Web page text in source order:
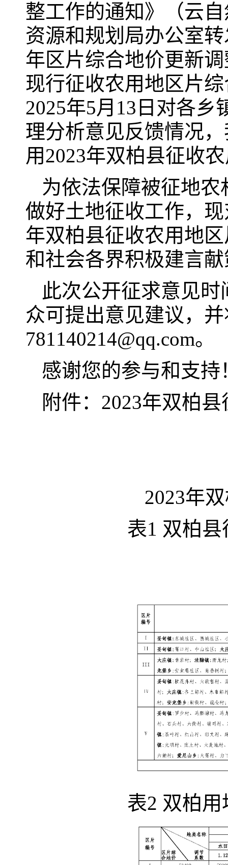
整工作的通知》（云
资源和规划局办公室
年区片综合地价更新
现行征收农用地区片
2025年5月13日对各
理分析意见反馈情况
用2023年双柏县征收
为依法保障被征地
做好土地征收工作，
年双柏县征收农用地
和社会各界积极建言
此次公开征求意见时
众可提出意见建议，
781140214@qq.com。
感谢您的参与和支持
附件：2023年双柏
2023年
表1 双柏
表2 双柏